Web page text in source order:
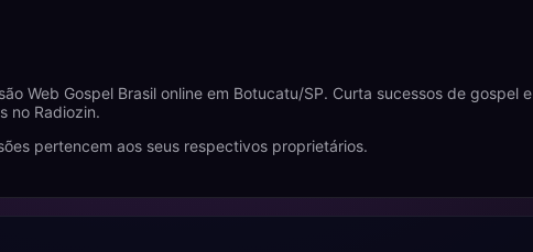
Web Gospel Brasil online em Botucatu/SP. Curta sucessos de gospel e
no Radiozin.
pertencem aos seus respectivos proprietários.